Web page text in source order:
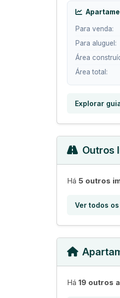
Para venda:
Para aluguel:
Área
Área total:
Explorar
Outros
Há 5 outros
Ver todos
Há 19 outros